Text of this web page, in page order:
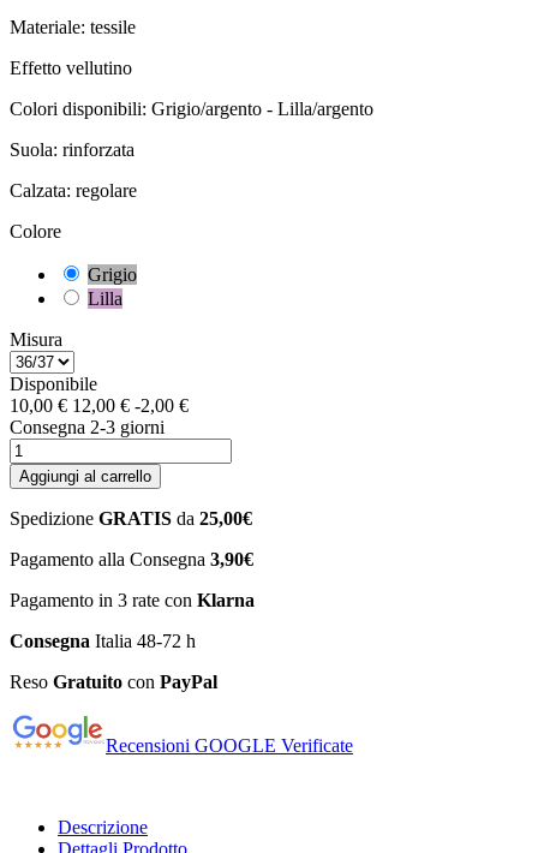
Materiale: tessile
Effetto vellutino
Colori disponibili: Grigio/argento - Lilla/argento
Suola: rinforzata
Calzata: regolare
Colore
Grigio
Lilla
Misura
Disponibile
10,00 € 12,00 € -2,00 €
Consegna 2-3 giorni
Aggiungi al carrello
Spedizione GRATIS da 25,00€
Pagamento alla Consegna 3,90€
Pagamento in 3 rate con Klarna
Consegna Italia 48-72 h
Reso Gratuito con PayPal
Recensioni GOOGLE Verificate
Descrizione